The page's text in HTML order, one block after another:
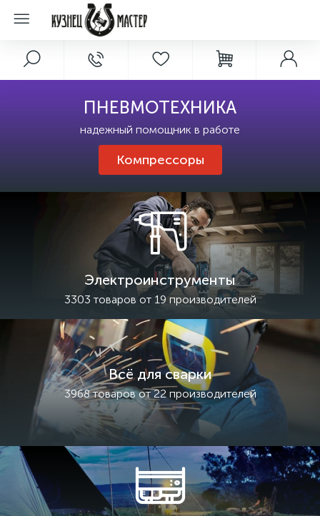
ПНЕВМОТЕХНИКА
надежный помощник в работе
Компрессоры
Электроинструменты
3303 товаров от 19 производителей
Всё для сварки
3968 товаров от 22 производителей